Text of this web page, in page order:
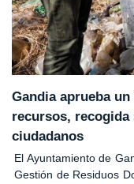
Gandia aprueba
recursos, recogida
ciudadanos
El Ayuntamiento de
Gestión de Residuos